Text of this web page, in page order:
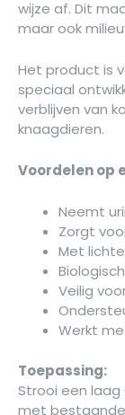
wijze af. Dit
maar ook
Het product is
speciaal
verblijven van
knaagdieren.
Voordelen op
Neemt
Zorgt
Met
Veilig
Werkt
Toepassing:
Strooi een
met